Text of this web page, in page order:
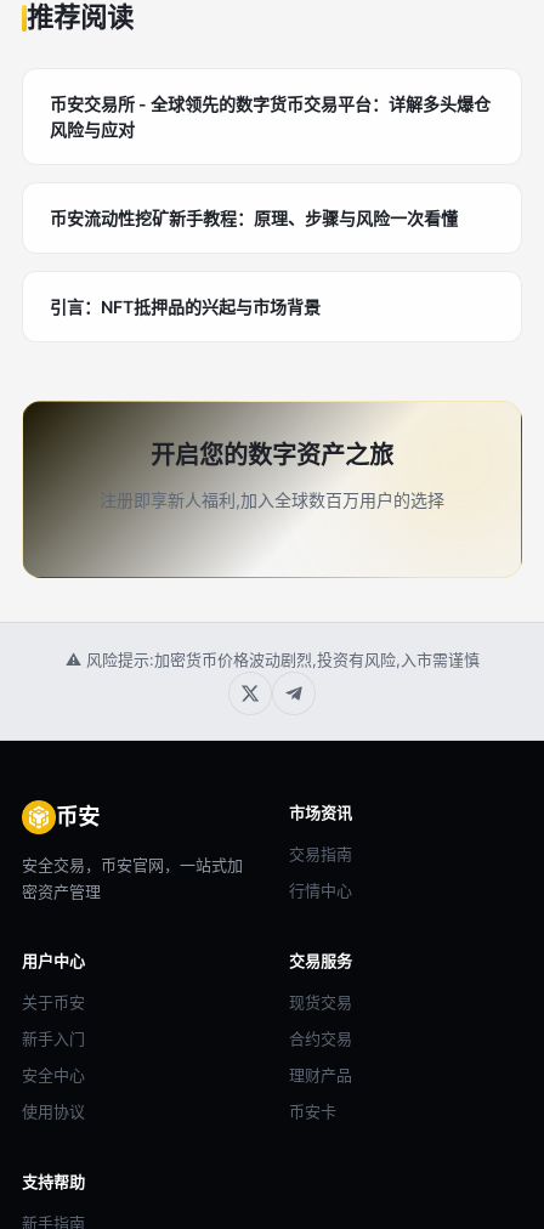
推荐阅读
币安交易所 - 全球领先的数字货币交易平台：详解多头爆仓
风险与应对
币安流动性挖矿新手教程：原理、步骤与风险一次看懂
引言：NFT抵押品的兴起与市场背景
开启您的数字资产之旅
注册即享新人福利,加入全球数百万用户的选择
⚠ 风险提示:加密货币价格波动剧烈,投资有风险,入市需谨慎
币安
安全交易，币安官网，一站式加
密资产管理
市场资讯
交易指南
行情中心
用户中心
关于币安
新手入门
安全中心
使用协议
交易服务
现货交易
合约交易
理财产品
币安卡
支持帮助
新手指南